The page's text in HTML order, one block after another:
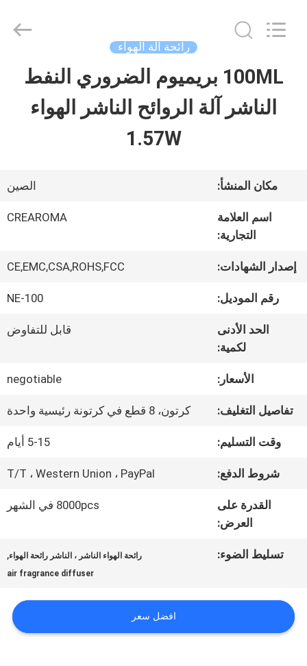
منزل،
أشرطة
عرض
الواقع
الافتراضي
معلومات
جولة
المعمل
مراقبة
الجودة
Online
رائحة آلة الهواء
100ML بريميوم الضروري النفط
الناشر آلة الروائح الناشر الهواء
1.57W
مكان المنشأ: الصين
اسم العلامة
التجارية:
CREAROMA
إصدار الشهادات: CE,EMC,CSA,ROHS,FCC
رقم الموديل: NE-100
الحد الأدنى
لكمية:
قابل للتفاوض
الأسعار: negotiable
تفاصيل التغليف: كرتون، 8 قطع في كرتونة رئيسية واحدة
وقت التسليم: 5-15 أيام
شروط الدفع: T/T ، Western Union ، PayPal
القدرة على
العرض:
8000pcs في الشهر
تسليط الضوء: رائحة الهواء الناشر ، الناشر رائحة الهواء,
air fragrance diffuser
افضل سعر